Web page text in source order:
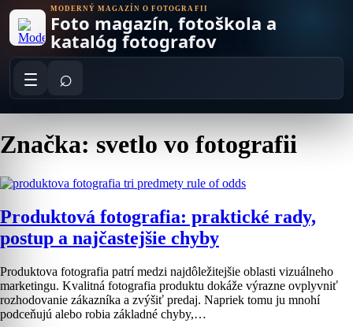
content
MODERNÝ MAGAZÍN O FOTOGRAFII
Foto magazín, fotoškola a
katalóg fotografov
⌕
Značka: svetlo vo fotografii
Produktová fotografia: praktické rady,
postup a najčastejšie chyby
Produktova fotografia patrí medzi najdôležitejšie oblasti vizuálneho
marketingu. Kvalitná fotografia produktu dokáže výrazne ovplyvniť
rozhodovanie zákazníka a zvýšiť predaj. Napriek tomu ju mnohí
podceňujú alebo robia základné chyby,…